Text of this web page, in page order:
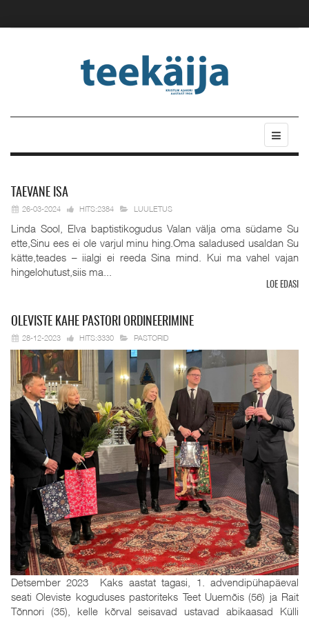
TAEVANE ISA
26-03-2024 HITS:2384 LUULETUS
Linda Sool, Elva baptistikogudus Valan välja oma südame Su
ette,Sinu ees ei ole varjul minu hing.Oma saladused usaldan Su
kätte,teades – iialgi ei reeda Sina mind. Kui ma vahel vajan
hingelohutust,siis ma...
LOE EDASI
OLEVISTE KAHE PASTORI ORDINEERIMINE
28-12-2023 HITS:3330 PASTORID
Detsember 2023 Kaks aastat tagasi, 1. advendipühapäeval
seati Oleviste koguduses pastoriteks Teet Uuemõis (56) ja Rait
Tõnnori (35), kelle kõrval seisavad ustavad abikaasad Külli